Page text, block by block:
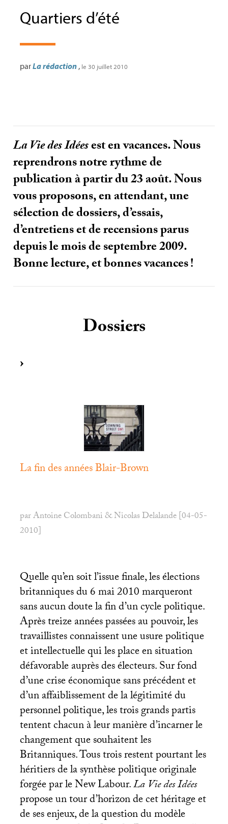
Quartiers d’été
parLa rédaction , le 30 juillet 2010
La Vie des Idéesest en vacances. Nous
reprendrons notre rythme de
publication à partir du 23 août. Nous
vous proposons, en attendant, une
sélection de dossiers, d’essais,
d’entretiens et de recensions parus
depuis le mois de septembre 2009.
Bonne lecture, et bonnes vacances!
Dossiers
La fin des années Blair-Brown
par Antoine Colombani & Nicolas Delalande [04-05-
2010]
Quelle qu’en soit l’issue finale, les élections
britanniques du 6 mai 2010 marqueront
sans aucun doute la fin d’un cycle politique.
Après treize années passées au pouvoir, les
travaillistes connaissent une usure politique
et intellectuelle qui les place en situation
défavorable auprès des électeurs. Sur fond
d’une crise économique sans précédent et
d’un affaiblissement de la légitimité du
personnel politique, les trois grands partis
tentent chacun à leur manière d’incarner le
changement que souhaitent les
Britanniques. Tous trois restent pourtant les
héritiers de la synthèse politique originale
forgée par le New Labour.La Vie des Idées
propose un tour d’horizon de cet héritage et
de ses enjeux, de la question du modèle